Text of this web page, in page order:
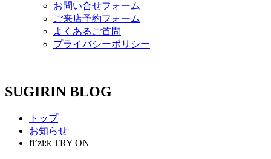
お問い合せフォーム
ご来店予約フォーム
よくあるご質問
プライバシーポリシー
SUGIRIN BLOG
トップ
お知らせ
fi’zi:k TRY ON